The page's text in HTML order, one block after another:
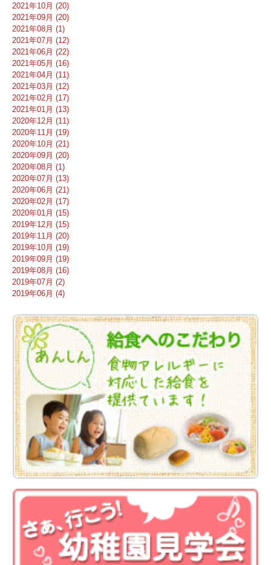
2021年10月 (20)
2021年09月 (20)
2021年08月 (1)
2021年07月 (12)
2021年06月 (22)
2021年05月 (16)
2021年04月 (11)
2021年03月 (12)
2021年02月 (17)
2021年01月 (13)
2020年12月 (11)
2020年11月 (19)
2020年10月 (21)
2020年09月 (20)
2020年08月 (1)
2020年07月 (13)
2020年06月 (21)
2020年02月 (17)
2020年01月 (15)
2019年12月 (15)
2019年11月 (20)
2019年10月 (19)
2019年09月 (19)
2019年08月 (16)
2019年07月 (2)
2019年06月 (4)